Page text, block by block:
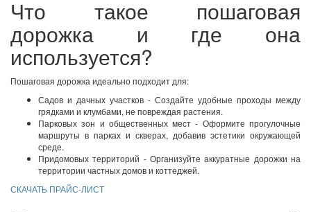
Что такое пошаговая
дорожка и где она
используется?
Пошаговая дорожка идеально подходит для:
Садов и дачных участков - Создайте удобные проходы между
грядками и клумбами, не повреждая растения.
Парковых зон и общественных мест - Оформите прогулочные
маршруты в парках и скверах, добавив эстетики окружающей
среде.
Придомовых территорий - Организуйте аккуратные дорожки на
территории частных домов и коттеджей.
СКАЧАТЬ ПРАЙС-ЛИСТ